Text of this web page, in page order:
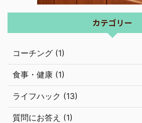
カテゴリー
コーチング (1)
食事・健康 (1)
ライフハック (13)
質問にお答え (1)